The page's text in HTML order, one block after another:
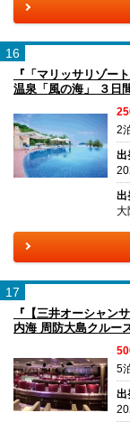
16
『「マリッサリゾー
温泉「風の海」 ３日
2
出
出
大
17
『【三井オーシャン
内海 周防大島クルー
5
出